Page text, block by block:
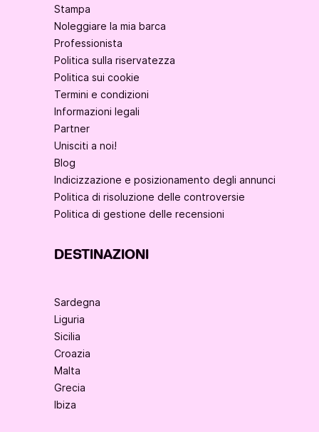
Stampa
Noleggiare la mia barca
Professionista
Politica sulla riservatezza
Politica sui cookie
Termini e condizioni
Informazioni legali
Partner
Unisciti a noi!
Blog
Indicizzazione e posizionamento degli annunci
Politica di risoluzione delle controversie
Politica di gestione delle recensioni
DESTINAZIONI
Sardegna
Liguria
Sicilia
Croazia
Malta
Grecia
Ibiza